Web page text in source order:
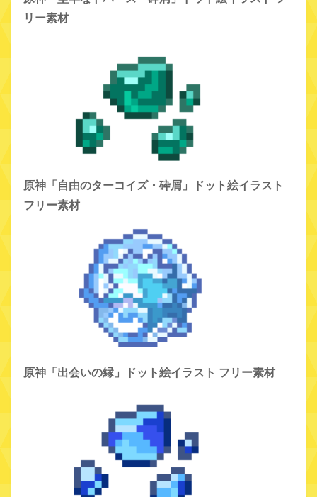
リー素材
原神「自由のターコイズ・砕屑」ドット絵イラスト
フリー素材
原神「出会いの縁」ドット絵イラスト フリー素材